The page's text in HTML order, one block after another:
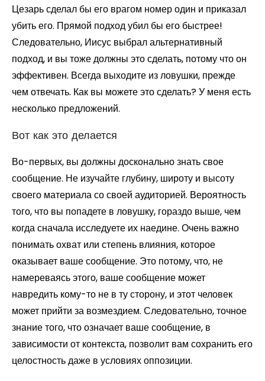
Цезарь сделал бы его врагом номер один и приказал
убить его. Прямой подход убил бы его быстрее!
Следовательно, Иисус выбрал альтернативный
подход, и вы тоже должны это сделать, потому что он
эффективен. Всегда выходите из ловушки, прежде
чем отвечать. Как вы можете это сделать? У меня есть
несколько предложений.
Вот как это делается
Во-первых, вы должны досконально знать свое
сообщение. Не изучайте глубину, широту и высоту
своего материала со своей аудиторией. Вероятность
того, что вы попадете в ловушку, гораздо выше, чем
когда сначала исследуете их наедине. Очень важно
понимать охват или степень влияния, которое
оказывает ваше сообщение. Это потому, что, не
намереваясь этого, ваше сообщение может
навредить кому-то не в ту сторону, и этот человек
может прийти за возмездием. Следовательно, точное
знание того, что означает ваше сообщение, в
зависимости от контекста, позволит вам сохранить его
целостность даже в условиях оппозиции.